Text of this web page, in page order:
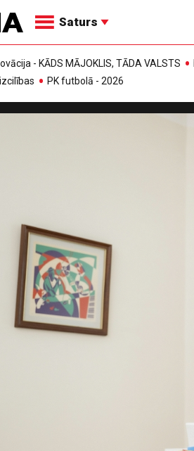
Saturs
- KĀDS MĀJOKLIS, TĀDA VALSTS
PK futbolā - 2026